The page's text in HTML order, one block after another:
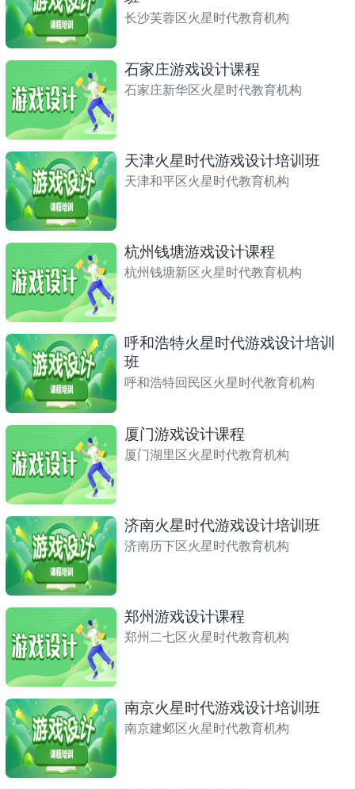
长沙芙蓉区火星时代教育机构
石家庄游戏设计课程
石家庄新华区火星时代教育机构
天津火星时代游戏设计培训班
天津和平区火星时代教育机构
杭州钱塘游戏设计课程
杭州钱塘新区火星时代教育机构
呼和浩特火星时代游戏设计培训
班
呼和浩特回民区火星时代教育机构
厦门游戏设计课程
厦门湖里区火星时代教育机构
济南火星时代游戏设计培训班
济南历下区火星时代教育机构
郑州游戏设计课程
郑州二七区火星时代教育机构
南京火星时代游戏设计培训班
南京建邺区火星时代教育机构